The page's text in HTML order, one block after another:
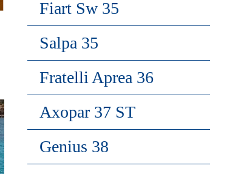
Fiart Sw 35
Salpa 35
Fratelli Aprea 36
Axopar 37 ST
Genius 38